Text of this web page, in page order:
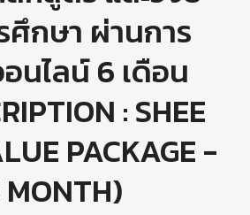
ศึกษา ผ่านการ
นไลน์ 6 เดือน
: SHEE
PACKAGE -